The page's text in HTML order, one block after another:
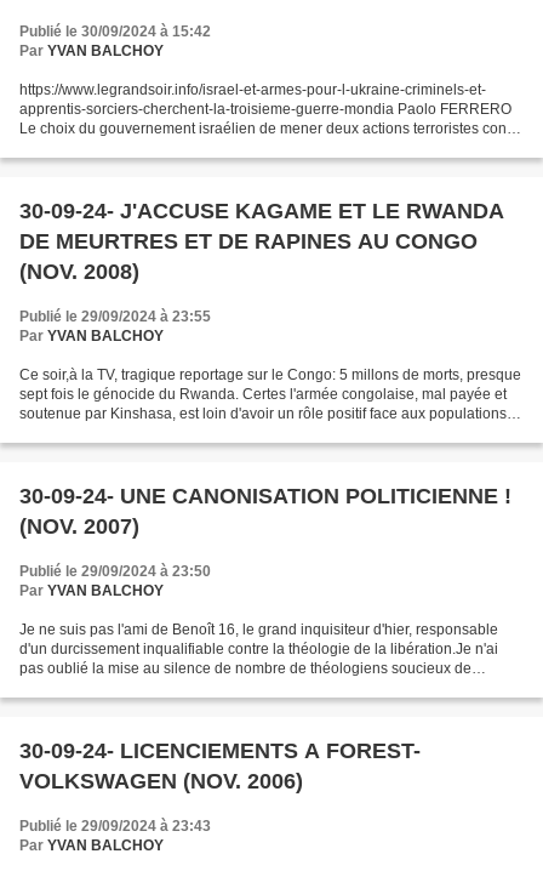
MONDIALE (PAOLO FERRERO- LE GRAND
SOIR)
Publié le 30/09/2024 à 15:42
Par YVAN BALCHOY
https://www.legrandsoir.info/israel-et-armes-pour-l-ukraine-criminels-et-
apprentis-sorciers-cherchent-la-troisieme-guerre-mondia Paolo FERRERO
Le choix du gouvernement israélien de mener deux actions terroristes contre
30-09-24- J'ACCUSE KAGAME ET LE RWANDA
DE MEURTRES ET DE RAPINES AU CONGO
(NOV. 2008)
Publié le 29/09/2024 à 23:55
Par YVAN BALCHOY
Ce soir,à la TV, tragique reportage sur le Congo: 5 millons de morts, presque
sept fois le génocide du Rwanda. Certes l'armée congolaise, mal payée et
soutenue par Kinshasa, est loin d'avoir un rôle positif face aux populations
30-09-24- UNE CANONISATION POLITICIENNE !
(NOV. 2007)
Publié le 29/09/2024 à 23:50
Par YVAN BALCHOY
Je ne suis pas l'ami de Benoît 16, le grand inquisiteur d'hier, responsable
d'un durcissement inqualifiable contre la théologie de la libération.Je n'ai
pas oublié la mise au silence de nombre de théologiens soucieux de
30-09-24- LICENCIEMENTS A FOREST-
VOLKSWAGEN (NOV. 2006)
Publié le 29/09/2024 à 23:43
Par YVAN BALCHOY